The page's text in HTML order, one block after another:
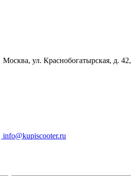
Москва, ул. Краснобогатырская, д.
info@kupiscooter.ru